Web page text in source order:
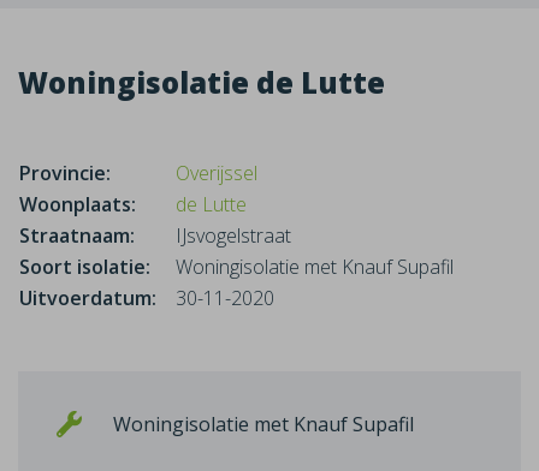
Woningisolatie de Lutte
Provincie:
Overijssel
Woonplaats:
de Lutte
Straatnaam:
IJsvogelstraat
Soort isolatie:
Woningisolatie met Knauf Supafil
Uitvoerdatum:
30-11-2020
Woningisolatie met Knauf Supafil